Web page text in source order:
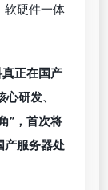
软硬件一体
正在国产
研发、
”，首次将
产服务器处